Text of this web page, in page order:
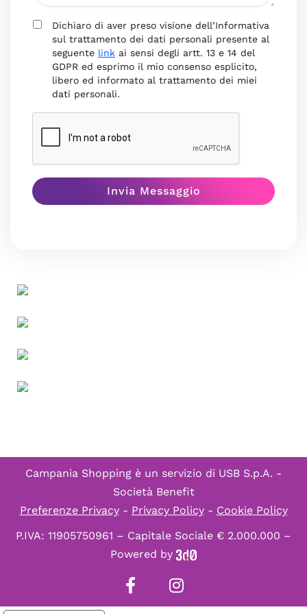
Dichiaro di aver preso visione dell’Informativa
sul trattamento dei dati personali presente al
seguente link ai sensi degli artt. 13 e 14 del
GDPR ed esprimo il mio consenso esplicito,
libero ed informato al trattamento dei miei
dati personali.
Campania Shopping è un servizio di USB S.p.A. -
Società Benefit
Preferenze Privacy- Privacy Policy- Cookie Policy
P.IVA: 11905750961 – Capitale Sociale € 2.000.000 –
Powered by